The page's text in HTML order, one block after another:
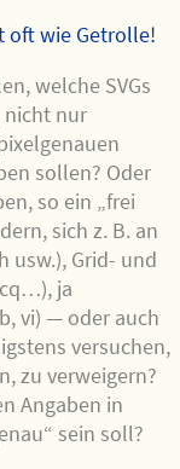
oft wie Getrolle!
welche SVGs
nicht nur
sollen? Oder
so ein „frei
sich z. B. an
usw.), Grid- und
ja
vi) — oder auch
versuchen,
zu verweigern?
Angaben in
sein soll?